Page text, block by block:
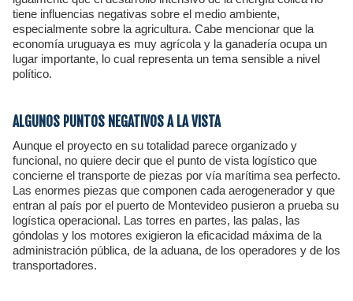
tiene influencias negativas sobre el medio ambiente,
especialmente sobre la agricultura. Cabe mencionar que la
economía uruguaya es muy agrícola y la ganadería ocupa un
lugar importante, lo cual representa un tema sensible a nivel
político.
ALGUNOS PUNTOS NEGATIVOS A LA VISTA
Aunque el proyecto en su totalidad parece organizado y
funcional, no quiere decir que el punto de vista logístico que
concierne el transporte de piezas por vía marítima sea perfecto.
Las enormes piezas que componen cada aerogenerador y que
entran al país por el puerto de Montevideo pusieron a prueba su
logística operacional. Las torres en partes, las palas, las
góndolas y los motores exigieron la eficacidad máxima de la
administración pública, de la aduana, de los operadores y de los
transportadores.